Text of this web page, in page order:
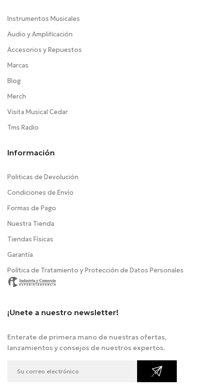
Instrumentos Musicales
Audio y Amplificación
Accesorios y Repuestos
Marcas
Blog
Merch
Visita Musical Cedar
Tms Radio
Información
Politicas de Devolución
Condiciones de Envío
Formas de Pago
Nuestra Tienda
Tiendas Físicas
Garantía
Política de Tratamiento y Protección de Datos Personales
¡Unete a nuestro newsletter!
Enterate de primera mano de nuestras ofertas,
lanzamientos y consejos de nuestros expertos.